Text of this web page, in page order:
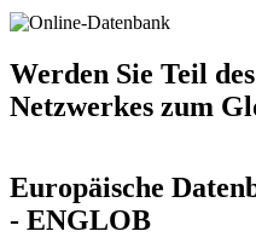
Werden Sie Teil
Netzwerkes zum
Europäische
- ENGLOB